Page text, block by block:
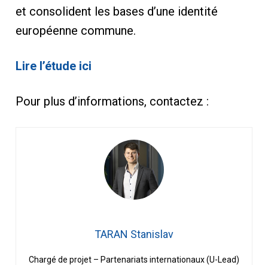
et consolident les bases d’une identité
européenne commune.
Lire l’étude ici
Pour plus d’informations, contactez :
TARAN Stanislav
Chargé de projet – Partenariats internationaux (U-Lead)